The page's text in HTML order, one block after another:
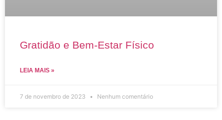
Gratidão e Bem-Estar Físico
LEIA MAIS »
7 de novembro de 2023 Nenhum comentário